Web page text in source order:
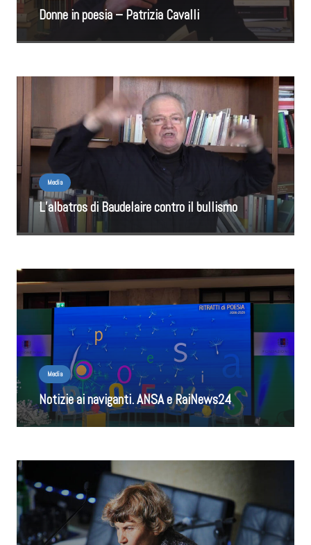
Donne in poesia – Patrizia Cavalli
Media
L’albatros di Baudelaire contro il bullismo
Media
Notizie ai naviganti. ANSA e RaiNews24